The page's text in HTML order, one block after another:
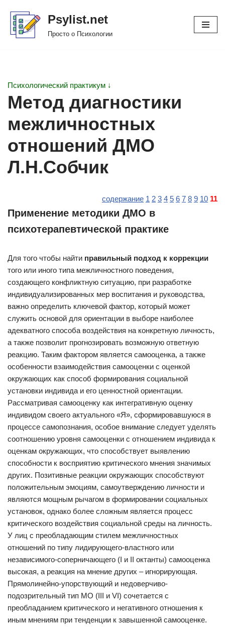
Перейти
Psylist.net
Просто о Психологии
Психологический практикум ↓
Метод диагностики
межличностных
отношений ДМО
Л.Н.Собчик
содержание 1 2 3 4 5 6 7 8 9 10 11
Применение методики ДМО в
психотерапевтической практике
Для того чтобы найти правильный подход к коррекции
того или иного типа межличностного поведения,
создающего конфликтную ситуацию, при разработке
индивидуализированных мер воспитания и руководства,
важно определить ключевой фактор, который может
служить основой для ориентации в выборе наиболее
адекватного способа воздействия на конкретную личность,
а также позволит прогнозировать возможную ответную
реакцию. Таким фактором является самооценка, а также
особенности взаимодействия самооценки с оценкой
окружающих как способ формирования социальной
установки индивида и его ценностной ориентации.
Рассматривая самооценку как интегративную оценку
индивидом своего актуального «Я», сформировавшуюся в
процессе самопознания, особое внимание следует уделять
соотношению уровня самооценки с отношением индивида к
оценкам окружающих, что способствует выявлению
способности к восприятию критического мнения значимых
других. Позитивные реакции окружающих способствуют
положительным эмоциям, самоутверждению личности и
являются мощным рычагом в формировании социальных
установок, однако более сложным является процесс
критического воздействия социальной среды на личность.
У лиц с преобладающим стилем межличностных
отношений по типу лидирующего-властного или
независимого-соперничающего (I и II октанты) самооценка
высокая, а реакция на мнение других – игнорирующая.
Прямолинейно-упорствующий и недоверчиво-
подозрительный тип МО (III и VI) сочетается с
преобладанием критического и негативного отношения к
иным мнениям при тенденции к завышенной самооценке.